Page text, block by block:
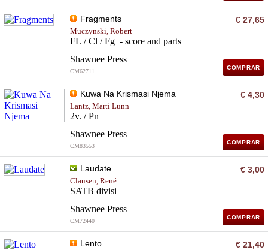
Fragments
Muczynski, Robert
FL / Cl / Fg - score and parts
Shawnee Press
CM62711
€ 27,65
COMPRAR
Kuwa Na Krismasi Njema
Lantz, Marti Lunn
2v. / Pn
Shawnee Press
CM83553
€ 4,30
COMPRAR
Laudate
Clausen, René
SATB divisi
Shawnee Press
CM72440
€ 3,00
COMPRAR
Lento € 21,40